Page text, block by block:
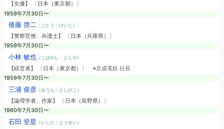
【女優】 〔日本（東京都）〕
1959年7月30日〜
後藤 啓二（ごとう・けいじ）
【警察官僚、弁護士】 〔日本（兵庫県）〕
1959年7月30日〜
小林 敏也（こばやし・としや）
【経営者】 〔日本（東京都）〕 ※京成電鉄 社長
1959年7月30日〜
三浦 俊彦（みうら・としひこ）
【論理学者、作家】 〔日本（長野県）〕
1960年7月30日〜
石田 登星 （いしだ・とうせい）